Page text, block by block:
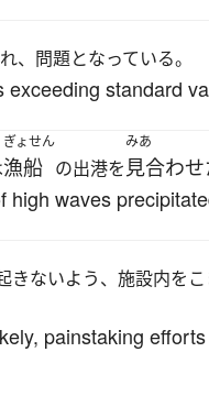
、問題となっている。
standard
ぎょせん
漁船 の出港を
みあ
見合わせ
waves
きないよう、施設内を
painstaking